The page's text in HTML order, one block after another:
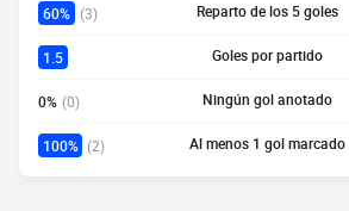
60% (3) Reparto de los 5 goles
1.5 Goles por partido
0% (0) Ningún gol anotado
100% (2) Al menos 1 gol marcado